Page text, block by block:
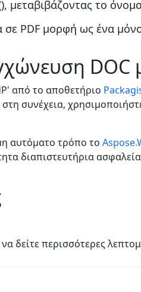
το
PDF μορφή ως ένα
DOC
από το αποθετήριο
συνέχεια,
αυτόματο τρόπο το
διαπιστευτήρια
να δείτε περισσότερες